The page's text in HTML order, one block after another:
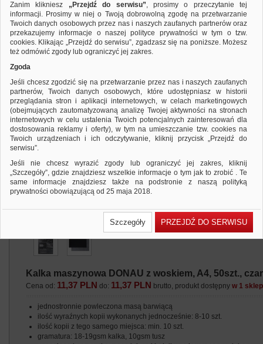
Papier i etykiety Kalki Kalka
Porównaj produkt: Kalka maszynowa DONAU z
Kalka maszynowa DONAU z woskiem, A4, 50szt.,
Cena od: 11,37 PLN do: 11,37 PLN brutto, produkt dostępnyw 1
jednostronnie powleczona masą barwiącą
ilość wyraźnych kopii wykonanych jednocześnie: 8-10 szt.
ilość kopii z tego samego miejsca: min. 10 szt.
gramatura: 18-19gsm kalka, 10gsm tusz
Zanim klikniesz „Przejdź do serwisu”, prosimy o przeczytanie tej
informacji. Prosimy w niej o Twoją dobrowolną zgodę na przetwarzanie
Twoich danych osobowych przez nas i naszych zaufanych partnerów oraz
przekazujemy informacje o naszej polityce prywatności w tym o tzw.
cookies. Klikając „Przejdź do serwisu”, zgadzasz się na poniższe. Możesz
też odmówić zgody lub ograniczyć jej zakres.
Zgoda
Jeśli chcesz zgodzić się na przetwarzanie przez nas i naszych zaufanych
partnerów, Twoich danych osobowych, które udostępniasz w historii
przeglądania stron i aplikacji internetowych, w celach marketingowych
(obejmujących zautomatyzowaną analizę Twojej aktywności na stronach
internetowych w celu ustalenia Twoich potencjalnych zainteresowań dla
dostosowania reklamy i oferty), w tym na umieszczanie tzw. cookies na
Twoich urządzeniach i ich odczytywanie, kliknij przycisk „Przejdź do
serwisu”.
Jeśli nie chcesz wyrazić zgody lub ograniczyć jej zakres, kliknij
„Szczegóły”, gdzie znajdziesz wszelkie informacje o tym jak to zrobić . Te
same informacje znajdziesz także na podstronie z naszą polityką
prywatności obowiązującą od 25 maja 2018.
wcześniejsza zgoda której udzieliliście podczas zakładania konta. Każda
Państwa zgoda jest dobrowolna i można ją w dowolnym momencie
Polityka prywatności (rozwiń)
Lista Zaufanych Partnerów (rozwiń)
Szczegóły PRZEJDŹ DO SERWISU